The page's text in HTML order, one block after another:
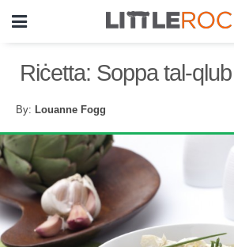
Riċetta: Soppa tal-
By: Louanne Fogg